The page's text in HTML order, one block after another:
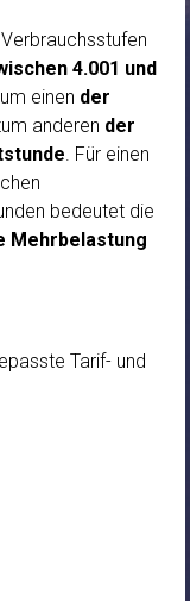
4.001 und
einen der
anderen der
. Für einen
bedeutet die
Mehrbelastung
Tarif- und